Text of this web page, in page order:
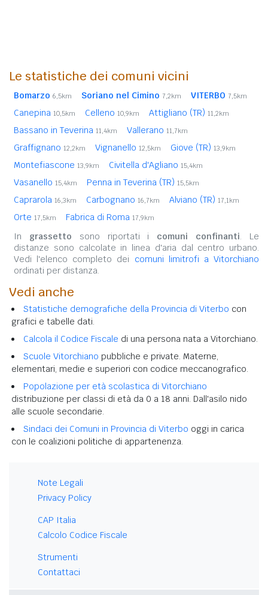
Le statistiche dei comuni vicini
Bomarzo 6,5km Soriano nel Cimino 7,2km VITERBO 7,5km
Canepina 10,5km Celleno 10,9km Attigliano (TR) 11,2km
Bassano in Teverina 11,4km Vallerano 11,7km
Graffignano 12,2km Vignanello 12,5km Giove (TR) 13,9km
Montefiascone 13,9km Civitella d'Agliano 15,4km
Vasanello 15,4km Penna in Teverina (TR) 15,5km
Caprarola 16,3km Carbognano 16,7km Alviano (TR) 17,1km
Orte 17,5km Fabrica di Roma 17,9km
In grassetto sono riportati i comuni confinanti. Le
distanze sono calcolate in linea d'aria dal centro urbano.
Vedi l'elenco completo dei comuni limitrofi a Vitorchiano
ordinati per distanza.
Vedi anche
Statistiche demografiche della Provincia di Viterbo con
grafici e tabelle dati.
Calcola il Codice Fiscale di una persona nata a Vitorchiano.
Scuole Vitorchiano pubbliche e private. Materne,
elementari, medie e superiori con codice meccanografico.
Popolazione per età scolastica di Vitorchiano
distribuzione per classi di età da 0 a 18 anni. Dall'asilo nido
alle scuole secondarie.
Sindaci dei Comuni in Provincia di Viterbo oggi in carica
con le coalizioni politiche di appartenenza.
Note Legali
Privacy Policy
CAP Italia
Calcolo Codice Fiscale
Strumenti
Contattaci